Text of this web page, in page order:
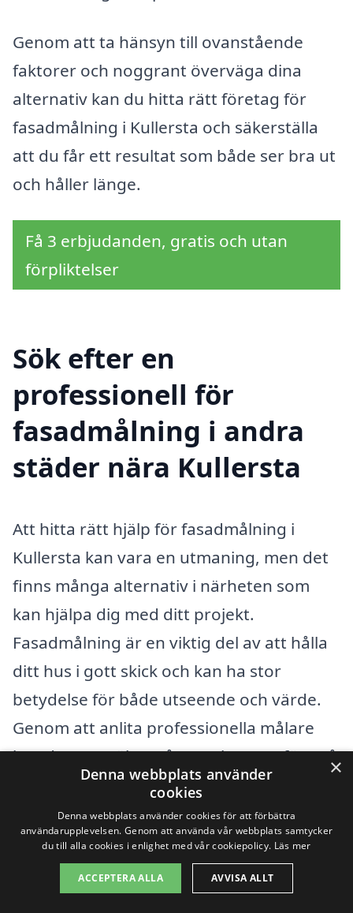
Genom att ta hänsyn till ovanstående
faktorer och noggrant överväga dina
alternativ kan du hitta rätt företag för
fasadmålning i Kullersta och säkerställa
att du får ett resultat som både ser bra ut
och håller länge.
Få 3 erbjudanden, gratis och utan
förpliktelser
Sök efter en
professionell för
fasadmålning i andra
städer nära Kullersta
Att hitta rätt hjälp för fasadmålning i
Kullersta kan vara en utmaning, men det
finns många alternativ i närheten som
kan hjälpa dig med ditt projekt.
Fasadmålning är en viktig del av att hålla
ditt hus i gott skick och kan ha stor
betydelse för både utseende och värde.
Genom att anlita professionella målare
kan du vara säker på att arbetet utförs på
ett korrekt och effektivt sätt, vilket sparar
tid och ger bestående resultat.
Om du söker efter experter inom
fasadmålning, kan det vara en god idé att
×
Denna webbplats använder
cookies
Denna webbplats använder cookies för att förbättra
användarupplevelsen. Genom att använda vår webbplats samtycker
du till alla cookies i enlighet med vår cookiepolicy. Läs mer
ACCEPTERA ALLA AVVISA ALLT